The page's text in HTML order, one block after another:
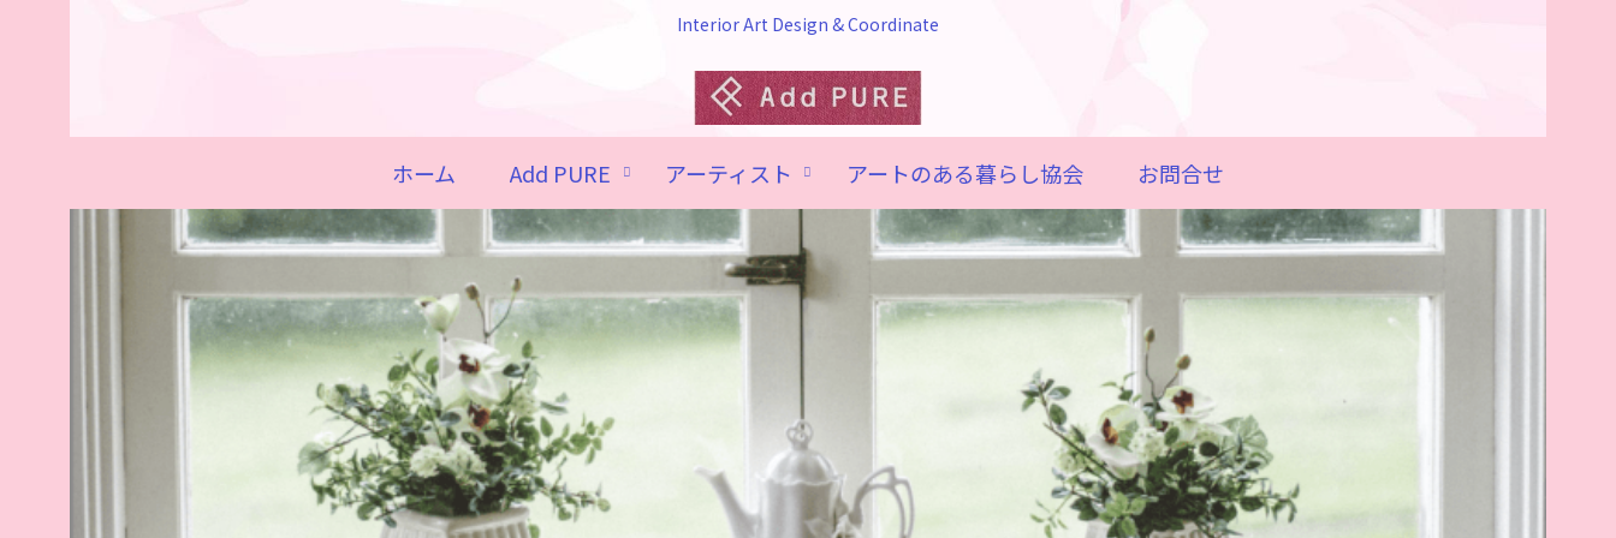
Interior Art Design & Coordinate
ホーム Add PURE アーティスト アートのある暮らし協会 お問合せ